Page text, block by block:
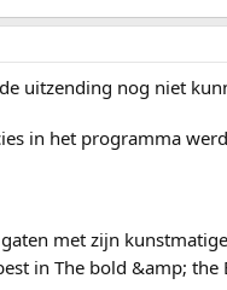
uitzending nog niet
in het programma
met zijn
in The bold &amp;